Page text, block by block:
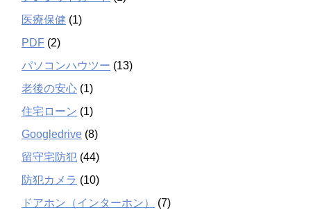
医療保健 (1)
PDF (2)
パソコンハウツー (13)
老後の安心 (1)
住宅ローン (1)
Googledrive (8)
留守宅防犯 (44)
防犯カメラ (10)
ドアホン（インターホン）
(7)